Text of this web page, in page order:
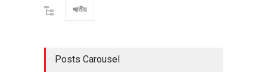
জাতীয়
Posts Carousel